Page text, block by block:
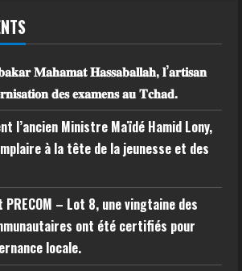
𝐌𝐚𝐡𝐚𝐦𝐚𝐭 𝐇𝐚𝐬𝐬𝐚𝐛𝐚𝐥𝐥𝐚𝐡, 𝐥’𝐚𝐫𝐭𝐢𝐬𝐚𝐧
𝐝𝐞𝐬 𝐞𝐱𝐚𝐦𝐞𝐧𝐬 𝐚𝐮 𝐓𝐜𝐡𝐚𝐝.
l’ancien Ministre Maïdé Hamid Lony,
à la tête de la jeunesse et des
PRECOM – Lot 8, une vingtaine des
ont été certifiés pour
locale.